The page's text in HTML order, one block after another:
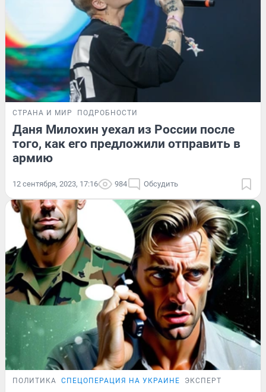
СТРАНА И МИР ПОДРОБНОСТИ
Даня Милохин уехал из России после
того, как его предложили отправить в
армию
12 сентября, 2023, 17:16 984 Обсудить
ПОЛИТИКА СПЕЦОПЕРАЦИЯ НА УКРАИНЕ ЭКСПЕРТ